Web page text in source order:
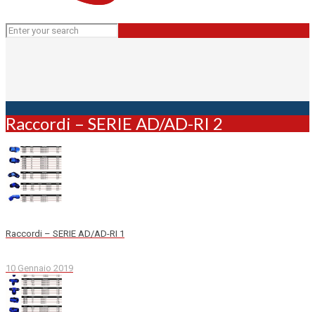
Raccordi – SERIE AD/AD-RI 2
Raccordi – SERIE AD/AD-RI 1
10 Gennaio 2019